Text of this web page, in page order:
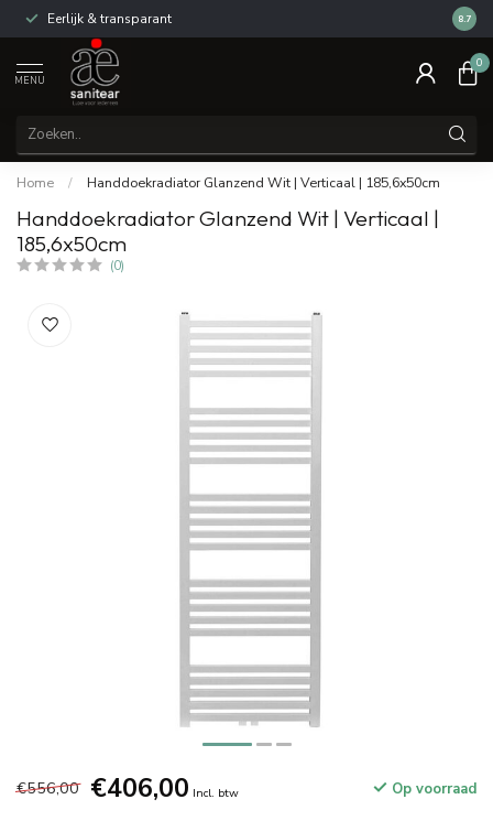
Eerlijk & transparant 8.7
MENU
0
Home / Handdoekradiator Glanzend Wit | Verticaal | 185,6x50cm
Handdoekradiator Glanzend Wit | Verticaal |
185,6x50cm
(0)
€556,00 €406,00 Incl. btw Op voorraad